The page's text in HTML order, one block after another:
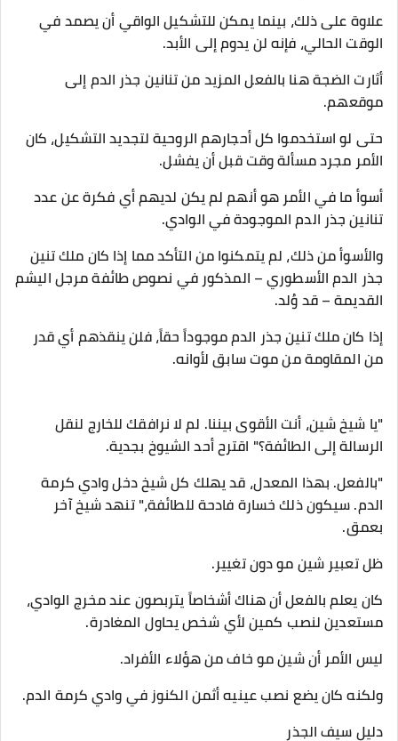
علاوة على ذلك، بينما يمكن للتشكيل الواقي أن يصمد في
الوقت الحالي، فإنه لن يدوم إلى الأبد.
أثارت الضجة هنا بالفعل المزيد من تنانين جذر الدم إلى
موقعهم.
حتى لو استخدموا كل أحجارهم الروحية لتجديد التشكيل، كان
الأمر مجرد مسألة وقت قبل أن يفشل.
أسوأ ما في الأمر هو أنهم لم يكن لديهم أي فكرة عن عدد
تنانين جذر الدم الموجودة في الوادي.
والأسوأ من ذلك، لم يتمكنوا من التأكد مما إذا كان ملك تنين
جذر الدم الأسطوري – المذكور في نصوص طائفة مرجل اليشم
القديمة – قد وُلد.
إذا كان ملك تنين جذر الدم موجوداً حقاً، فلن ينقذهم أي قدر
من المقاومة من موت سابق لأوانه.
"يا شيخ شين، أنت الأقوى بيننا. لم لا نرافقك للخارج لنقل
الرسالة إلى الطائفة؟" اقترح أحد الشيوخ بجدية.
"بالفعل. بهذا المعدل، قد يهلك كل شيخ دخل وادي كرمة
الدم. سيكون ذلك خسارة فادحة للطائفة،" تنهد شيخ آخر
بعمق.
ظل تعبير شين مو دون تغيير.
كان يعلم بالفعل أن هناك أشخاصاً يتربصون عند مخرج الوادي،
مستعدين لنصب كمين لأي شخص يحاول المغادرة.
ليس الأمر أن شين مو خاف من هؤلاء الأفراد.
ولكنه كان يضع نصب عينيه أثمن الكنوز في وادي كرمة الدم.
دليل سيف الجذر